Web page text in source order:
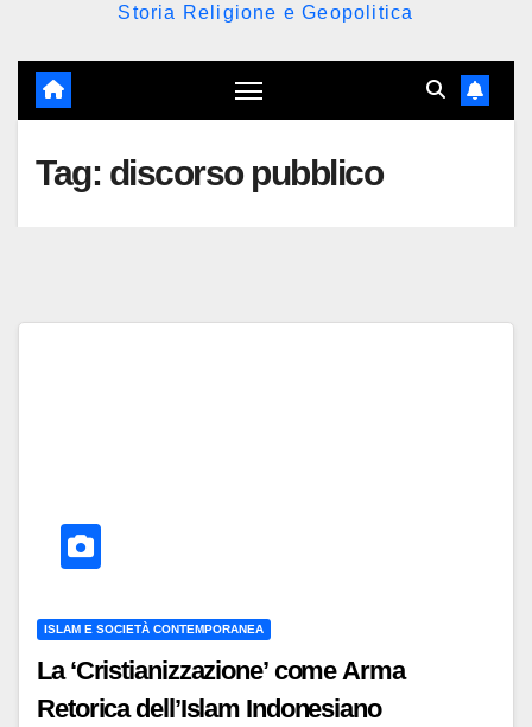
Storia Religione e Geopolitica
Tag: discorso pubblico
ISLAM E SOCIETÀ CONTEMPORANEA
La ‘Cristianizzazione’ come Arma
Retorica dell’Islam Indonesiano